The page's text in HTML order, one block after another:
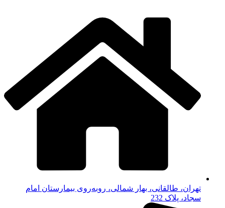
تهران، طالقانی، بهار شمالی، روبه‌روی بیمارستان امام
سجاد، پلاک 232